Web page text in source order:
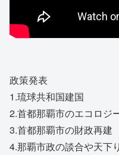
政策発表
1.琉球共和国建国
2.首都那覇市のエコロジ
3.首都那覇市の財政再建
4.那覇市政の談合や天下